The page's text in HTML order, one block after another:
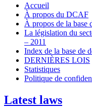
Accueil
À propos du DCAF
À propos de la base
La législation du
– 2011
Index de la base de
DERNIÈRES LOIS
Statistiques
Politique de
Latest laws